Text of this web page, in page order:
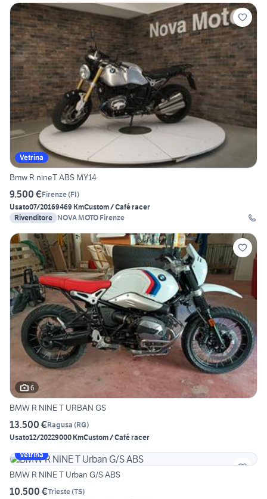
Vetrina
Bmw R nineT ABS MY14
9.500 €Firenze(FI)
Usato07/20169469 KmCustom / Café racer
Rivenditore NOVA MOTO Firenze
6
BMW R NINE T URBAN GS
13.500 €Ragusa (RG)
Usato12/20229000 KmCustom / Café racer
Vetrina
BMW R NINE T Urban G/S ABS
10.500 €Trieste(TS)